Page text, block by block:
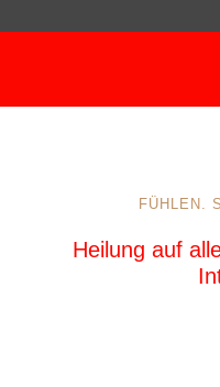
FÜHLEN.
Heilung auf